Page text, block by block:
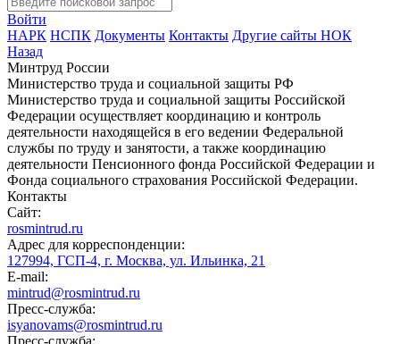
Войти
НАРК НСПК Документы Контакты Другие сайты НОК
Назад
Минтруд России
Министерство труда и социальной защиты РФ
Министерство труда и социальной защиты Российской
Федерации осуществляет координацию и контроль
деятельности находящейся в его ведении Федеральной
службы по труду и занятости, а также координацию
деятельности Пенсионного фонда Российской Федерации и
Фонда социального страхования Российской Федерации.
Контакты
Сайт:
rosmintrud.ru
Адрес для корреспонденции:
127994, ГСП-4, г. Москва, ул. Ильинка, 21
E-mail:
mintrud@rosmintrud.ru
Пресс-служба:
isyanovams@rosmintrud.ru
Пресс-служба: